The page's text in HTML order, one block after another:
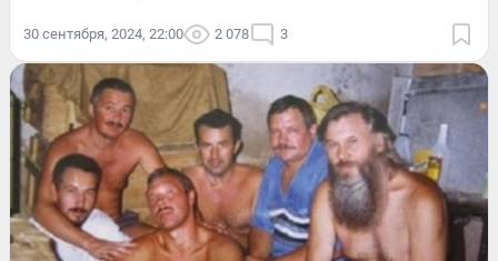
30 сентября, 2024, 22:00 2 078 3